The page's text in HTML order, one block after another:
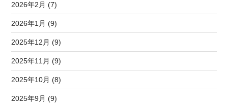
2026年2月 (7)
2026年1月 (9)
2025年12月 (9)
2025年11月 (9)
2025年10月 (8)
2025年9月 (9)